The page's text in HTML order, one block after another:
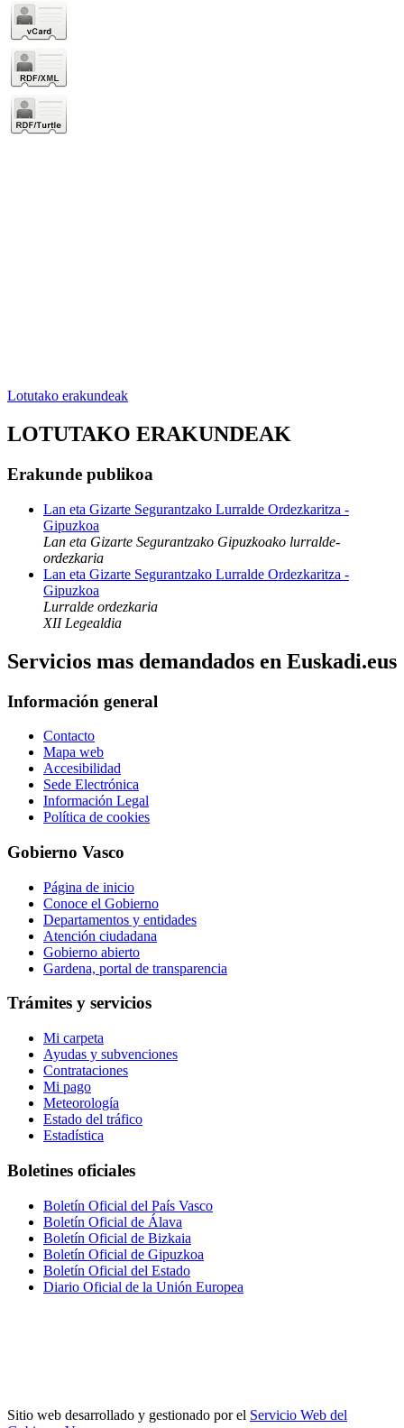
Lotutako erakundeak
LOTUTAKO ERAKUNDEAK
Erakunde publikoa
Lan eta Gizarte Segurantzako Lurralde Ordezkaritza -
Gipuzkoa
Lan eta Gizarte Segurantzako Gipuzkoako lurralde-
ordezkaria
Lan eta Gizarte Segurantzako Lurralde Ordezkaritza -
Gipuzkoa
Lurralde ordezkaria
XII Legealdia
Servicios mas demandados en Euskadi.eus
Información general
Contacto
Mapa web
Accesibilidad
Sede Electrónica
Información Legal
Política de cookies
Gobierno Vasco
Página de inicio
Conoce el Gobierno
Departamentos y entidades
Atención ciudadana
Gobierno abierto
Gardena, portal de transparencia
Trámites y servicios
Mi carpeta
Ayudas y subvenciones
Contrataciones
Mi pago
Meteorología
Estado del tráfico
Estadística
Boletines oficiales
Boletín Oficial del País Vasco
Boletín Oficial de Álava
Boletín Oficial de Bizkaia
Boletín Oficial de Gipuzkoa
Boletín Oficial del Estado
Diario Oficial de la Unión Europea
Sitio web desarrollado y gestionado por el Servicio Web del